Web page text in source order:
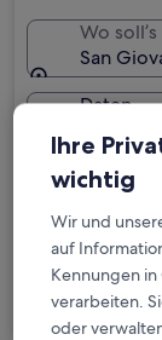
Wo
San
Daten
Gäste
Ich reise
Ihre
wichtig
Wir und
auf
Kennungen in
verarbeiten.
oder